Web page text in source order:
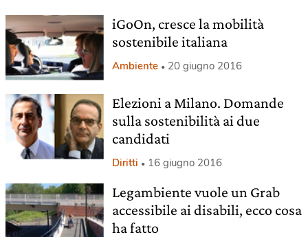
iGoOn, cresce la mobilità
sostenibile italiana
Ambiente 20 giugno 2016
Elezioni a Milano. Domande
sulla sostenibilità ai due
candidati
Diritti 16 giugno 2016
Legambiente vuole un Grab
accessibile ai disabili, ecco cosa
ha fatto